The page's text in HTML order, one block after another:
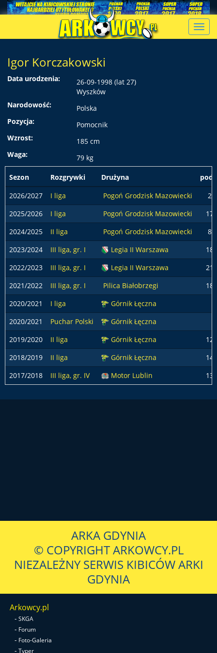
Igor Korczakowski
Data urodzenia:
26-09-1998 (lat 27)
Wyszków
Narodowość:
Polska
Pozycja:
Pomocnik
Wzrost:
185 cm
Waga:
79 kg
Sezon Rozgrywki Drużyna
2026/2027
I liga Pogoń Grodzisk Mazowiecki
2
2025/2026
I liga Pogoń Grodzisk Mazowiecki
17
2024/2025
II liga Pogoń Grodzisk Mazowiecki
8
2023/2024
III liga, gr. I Legia II Warszawa
18
2022/2023
III liga, gr. I Legia II Warszawa
21
2021/2022
III liga, gr. I Pilica Białobrzegi
18
2020/2021
I liga
Górnik Łęczna
2020/2021
Puchar Polski
Górnik Łęczna
2019/2020
II liga Górnik Łęczna
12
2018/2019
II liga Górnik Łęczna
14
2017/2018
III liga, gr. IV Motor Lublin 13
ARKA GDYNIA
© COPYRIGHT ARKOWCY.PL
NIEZALEŻNY SERWIS KIBICÓW ARKI
GDYNIA
Arkowcy.pl
- SKGA
- Forum
- Foto-Galeria
- Typer